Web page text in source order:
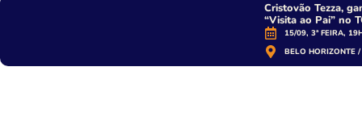
Cristovão Tezza,
“Visita ao Pai” no
15/09, 3ª FEIRA,
BELO HORIZONTE /